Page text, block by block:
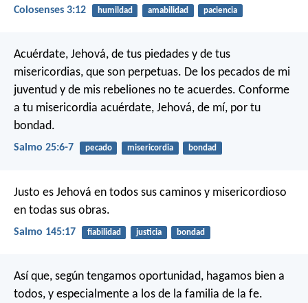
Colosenses 3:12 humildad amabilidad paciencia
Acuérdate, Jehová, de tus piedades y de tus
misericordias, que son perpetuas. De los pecados de mi
juventud y de mis rebeliones no te acuerdes. Conforme
a tu misericordia acuérdate, Jehová, de mí, por tu
bondad.
Salmo 25:6-7 pecado misericordia bondad
Justo es Jehová en todos sus caminos y misericordioso
en todas sus obras.
Salmo 145:17 fiabilidad justicia bondad
Así que, según tengamos oportunidad, hagamos bien a
todos, y especialmente a los de la familia de la fe.